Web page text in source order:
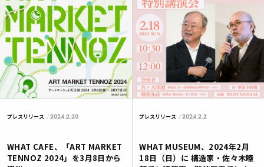
プレスリリース 2024.2.20
WHAT CAFE、「ART MARKET
TENNOZ 2024」を3月8日から
プレスリリース 2024.2.2
WHAT MUSEUM、2024年2月
18日（日）に 構造家・佐々木睦